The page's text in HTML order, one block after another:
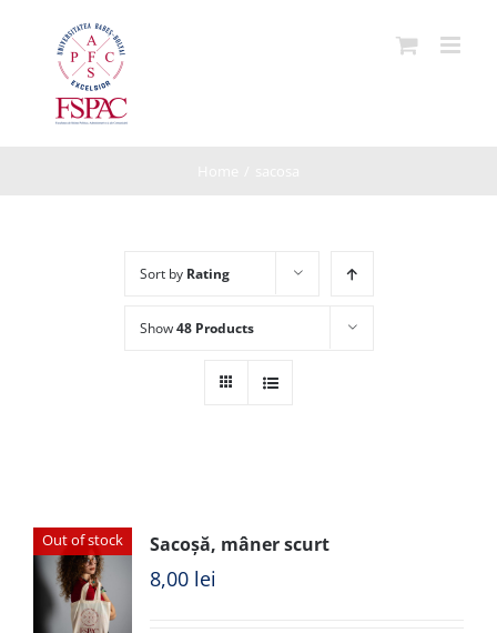
Sort by Rating
Show48 Products
Out of stock Sacoșă, mâner scurt
8,00 lei